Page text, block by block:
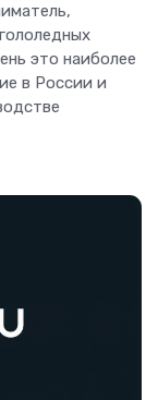
это наиболее
в России и